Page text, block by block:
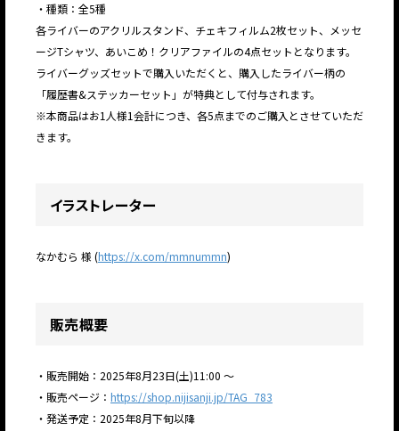
・種類：全5種
各ライバーのアクリルスタンド、チェキフィルム2枚セット、メッセ
ージTシャツ、あいこめ！クリアファイルの4点セットとなります。
ライバーグッズセットで購入いただくと、購入したライバー柄の
「履歴書&ステッカーセット」が特典として付与されます。
※本商品はお1人様1会計につき、各5点までのご購入とさせていただ
きます。
イラストレーター
なかむら 様 (https://x.com/mmnummn)
販売概要
・販売開始：2025年8月23日(土)11:00 ～
・販売ページ： https://shop.nijisanji.jp/TAG_783
・発送予定：2025年8月下旬以降